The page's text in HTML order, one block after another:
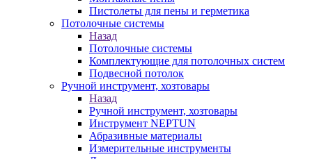
Пистолеты для пены и герметика
Потолочные системы
Назад
Потолочные системы
Комплектующие для потолочных систем
Подвесной потолок
Ручной инструмент, хозтовары
Назад
Ручной инструмент, хозтовары
Инструмент NEPTUN
Абразивные материалы
Измерительные инструменты